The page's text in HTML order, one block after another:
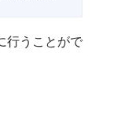
行うことがで